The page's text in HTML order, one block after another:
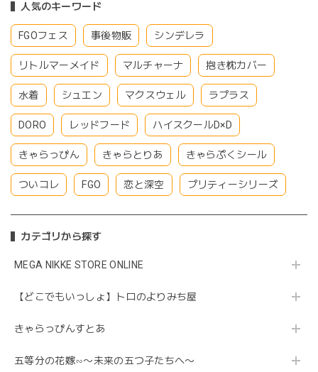
人気のキーワード
FGOフェス 事後物販 シンデレラ
リトルマーメイド マルチャーナ 抱き枕カバー
水着 シュエン マクスウェル ラプラス
DORO レッドフード ハイスクールD×D
きゃらっぴん きゃらとりあ きゃらぷくシール
ついコレ FGO 恋と深空 プリティーシリーズ
カテゴリから探す
MEGA NIKKE STORE ONLINE
【どこでもいっしょ】トロのよりみち屋
きゃらっぴんすとあ
五等分の花嫁∽〜未来の五つ子たちへ〜